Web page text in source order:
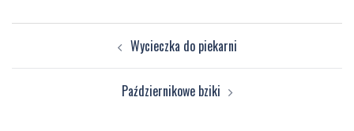
Zobacz Wycieczka do piekarni
Październikowe bziki